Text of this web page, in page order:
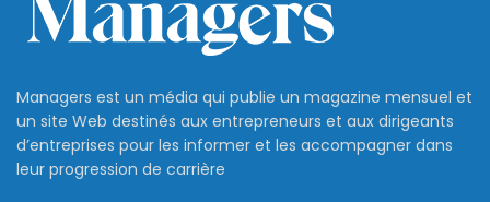
Managers est un média qui publie un magazine mensuel et
un site Web destinés aux entrepreneurs et aux dirigeants
d’entreprises pour les informer et les accompagner dans
leur progression de carrière